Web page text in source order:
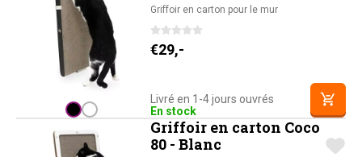
Griffoir en carton pour le mur
€29,-
Livré en 1-4 jours ouvrés
En stock
Griffoir en carton Coco
80 - Blanc